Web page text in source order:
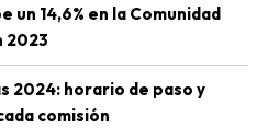
un 14,6% en la Comunidad
2023
2024: horario de paso y
comisión